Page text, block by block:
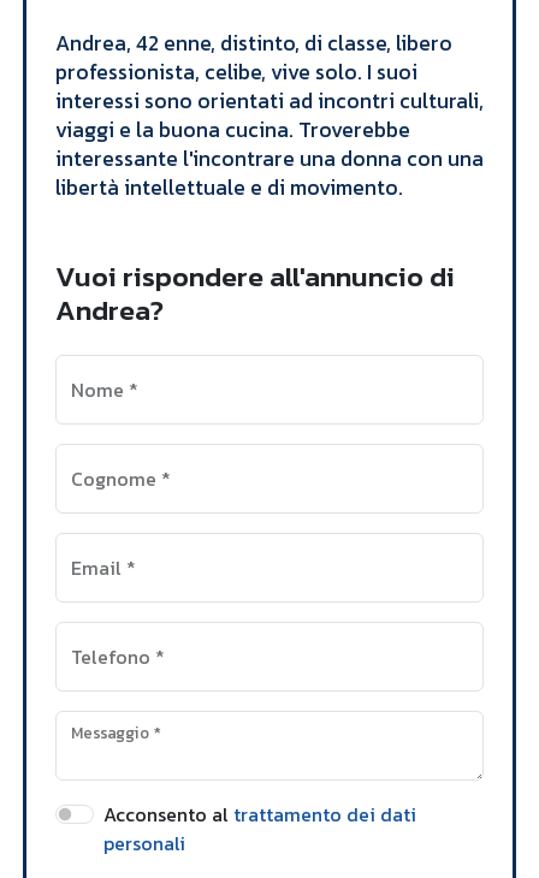
Andrea, 42 enne, distinto, di classe, libero
professionista, celibe, vive solo. I suoi
interessi sono orientati ad incontri culturali,
viaggi e la buona cucina. Troverebbe
interessante l'incontrare una donna con una
libertà intellettuale e di movimento.
Vuoi rispondere all'annuncio di
Andrea?
Nome *
Cognome *
Email *
Telefono *
Messaggio*
Acconsento al trattamento dei dati
personali